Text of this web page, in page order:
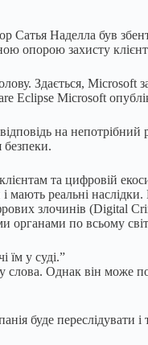
Наделла був
опорою захисту
Здається, Microsoft
Eclipse Microsoft
на
та цифровій
реальні
злочинів (Digital
органами по всьому
їм у суді.”
слова. Однак він може
буде переслідувати і